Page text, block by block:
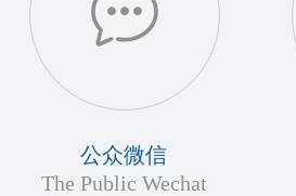
公众微信
The Public Wechat